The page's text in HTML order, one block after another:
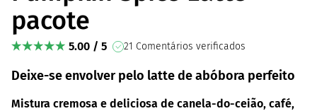
pacote
5.00 / 5 21 Comentários verificados
Deixe-se envolver pelo latte de abóbora perfeito
Mistura cremosa e deliciosa de canela-do-ceião, café,